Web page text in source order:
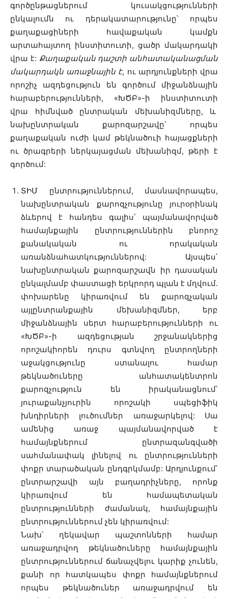
գործընթացներում կուսակցությունների
ընկալումն ու դերակատարությունը՝ որպես
քաղաքացիների հավաքական կամքն
արտահայտող ինստիտուտի, ցածր մակարդակի
վրա է: Քաղաքական դաշտի անհատականացման
մակարդակն առաջնային է, ու արդյունքների վրա
որոշիչ ազդեցություն են գործում միջանձնային
հարաբերությունների, «ԽԾԲ»-ի ինստիտուտի
վրա հիմնված ընտրական մեխանիզմները, և
նախընտրական քարոզարշավը՝ որպես
քաղաքական ուժի կամ թեկնածուի հայացքների
ու ծրագրերի ներկայացման մեխանիզմ, թերի է
գործում:
ՏԻՄ ընտրություններում, մասնավորապես,
նախընտրական քարոզչությունը յուրօրինակ
ձևերով է հանդես գալիս՝ պայմանավորված
համայնքային ընտրություններին բնորոշ
քանակական ու որակական
առանձնահատկություններով: Այսպես՝
նախընտրական քարոզարշավն իր դասական
ընկալմամբ փաստացի երկրորդ պլան է մղվում.
փոխարենը կիրառվում են քարոզչական
այլընտրանքային մեխանիզմներ, երբ
միջանձնային սերտ հարաբերությունների ու
«ԽԾԲ»-ի ազդեցության շրջանակներից
որոշակիորեն դուրս գտնվող ընտրողների
աջակցությունը ստանալու համար
թեկնածուները անհատակենտրոն
քարոզչություն են իրականացնում՝
յուրաքանչյուրին որոշակի սպեցիֆիկ
խնդիրների լուծումներ առաջարկելով: Սա
ամենից առաջ պայմանավորված է
համայնքներում ընտրազանգվածի
սահմանափակ լինելով ու ընտրությունների
փոքր տարածական ընդգրկմամբ: Արդյունքում՝
ընտրարշավի այն բաղադրիչները, որոնք
կիրառվում են համապետական
ընտրությունների ժամանակ, համայնքային
ընտրություններում չեն կիրառվում:
Նախ՝ ղեկավար պաշտոնների համար
առաջադրվող թեկնածուները համայնքային
ընտրություններում ճանաչվելու կարիք չունեն,
քանի որ հատկապես փոքր համայնքներում
որպես թեկնածուներ առաջադրվում են